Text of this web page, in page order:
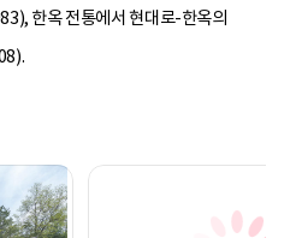
한옥 전통에서 현대로-한옥의